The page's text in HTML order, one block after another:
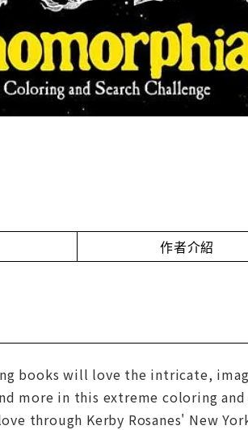
作者介紹
books will love the intricate,
more in this extreme coloring
through Kerby Rosanes' New